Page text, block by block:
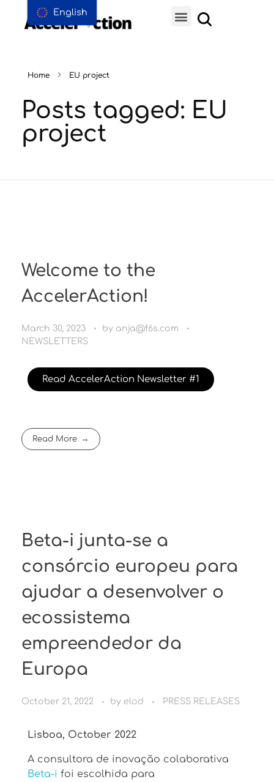
Home EU project
Posts tagged: EU
project
Welcome to the
AccelerAction!
March 30, 2023 by anja@f6s.com
NEWSLETTERS
Read AccelerAction Newsletter #1
Read More
Beta-i junta-se a
consórcio europeu para
ajudar a desenvolver o
ecossistema
empreendedor da
Europa
October 21, 2022 by elod PRESS RELEASES
Lisboa, October 2022
A consultora de inovação colaborativa
Beta-i foi escolhida para
English